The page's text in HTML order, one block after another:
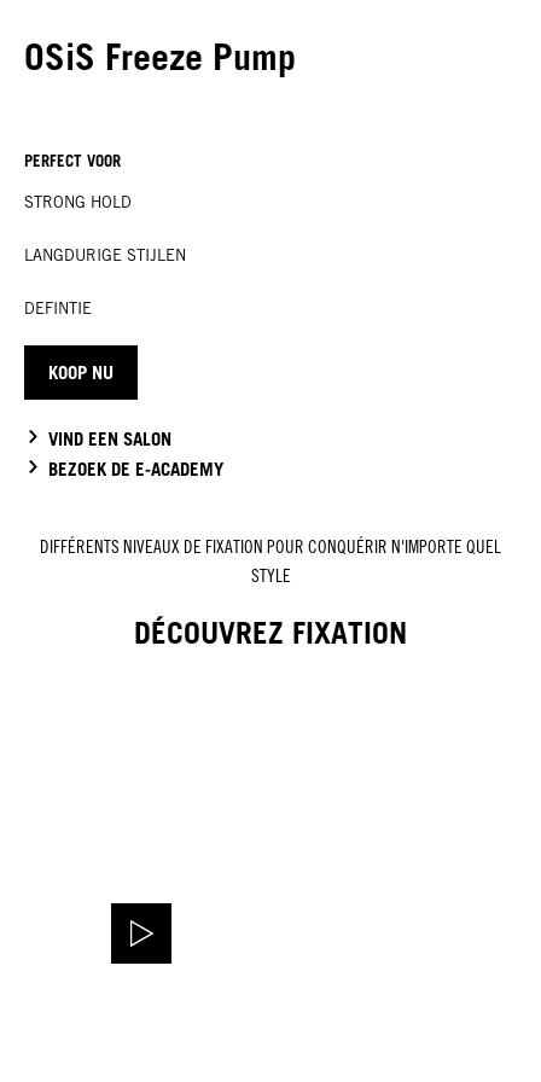
OSiS Freeze Pump
PERFECT VOOR
STRONG HOLD
LANGDURIGE STIJLEN
DEFINTIE
KOOP NU
VIND EEN SALON
BEZOEK DE E-ACADEMY
DIFFÉRENTS NIVEAUX DE FIXATION POUR CONQUÉRIR N'IMPORTE QUEL
STYLE
DÉCOUVREZ FIXATION